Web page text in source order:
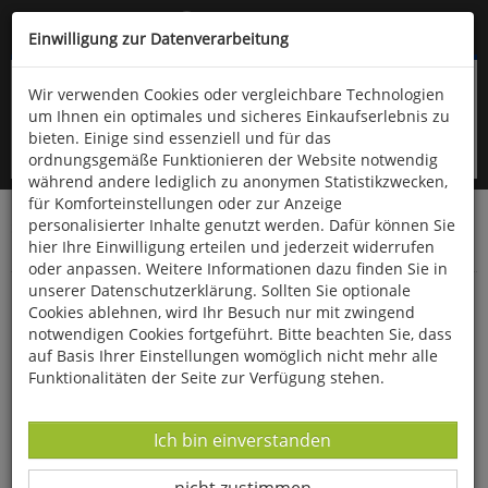
Kompletten Head der Seite überspringen
oder (06766) 9323-960
Startseite Technik & Freizeit
Spiel & Spaß
Gesellschaftsspiele
Die Maus - Lustige Spiele für lange
Autofahrten
Einwilligung zur Datenverarbeitung
Wir verwenden Cookies oder vergleichbare Technologien
um Ihnen ein optimales und sicheres Einkaufserlebnis zu
bieten. Einige sind essenziell und für das
ordnungsgemäße Funktionieren der Website notwendig
während andere lediglich zu anonymen Statistikzwecken,
für Komforteinstellungen oder zur Anzeige
personalisierter Inhalte genutzt werden. Dafür können Sie
hier Ihre Einwilligung erteilen und jederzeit widerrufen
oder anpassen. Weitere Informationen dazu finden Sie in
unserer Datenschutzerklärung. Sollten Sie optionale
Cookies ablehnen, wird Ihr Besuch nur mit zwingend
notwendigen Cookies fortgeführt. Bitte beachten Sie, dass
auf Basis Ihrer Einstellungen womöglich nicht mehr alle
Funktionalitäten der Seite zur Verfügung stehen.
Datenverarbeitung -
Ich bin einverstanden